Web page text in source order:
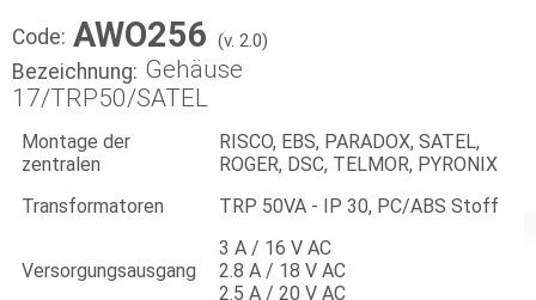
Code: AWO256 (v. 2.0)
Bezeichnung: Gehäuse
17/TRP50/SATEL
Montage der
zentralen
RISCO, EBS, PARADOX, SATEL,
ROGER, DSC, TELMOR, PYRONIX
Transformatoren
TRP 50VA - IP 30, PC/ABS Stoff
Versorgungsausgang
3 A / 16 V AC
2.8 A / 18 V AC
2.5 A / 20 V AC